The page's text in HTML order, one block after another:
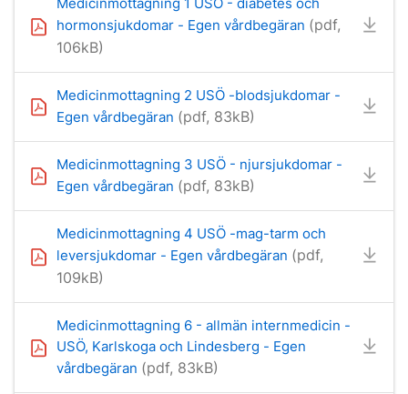
Medicinmottagning 1 USÖ - diabetes och
hormonsjukdomar - Egen vårdbegäran (pdf,
106kB)
Medicinmottagning 2 USÖ -blodsjukdomar -
Egen vårdbegäran (pdf, 83kB)
Medicinmottagning 3 USÖ - njursjukdomar -
Egen vårdbegäran (pdf, 83kB)
Medicinmottagning 4 USÖ -mag-tarm och
leversjukdomar - Egen vårdbegäran (pdf,
109kB)
Medicinmottagning 6 - allmän internmedicin -
USÖ, Karlskoga och Lindesberg - Egen
vårdbegäran (pdf, 83kB)